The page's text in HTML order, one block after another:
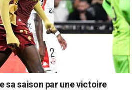
sa saison par une victoire